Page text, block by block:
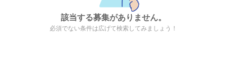
該当する募集がありません。
必須でない条件は広げて検索してみましょう！